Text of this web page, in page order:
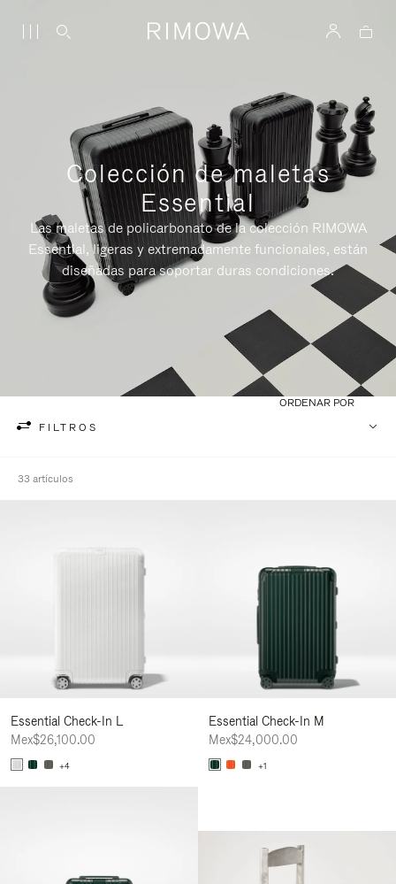
Colección de maletas
Essential
Las maletas de policarbonato de la colección RIMOWA
Essential, ligeras y extremadamente funcionales, están
diseñadas para soportar duras condiciones.
FILTROS
ORDENAR POR
33 artículos
Essential Check-In L
Mex$26,100.00
+4
Essential Check-In M
Mex$24,000.00
+1